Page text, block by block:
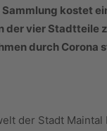
kostet
der vier Stadtteile
durch Corona
der Stadt